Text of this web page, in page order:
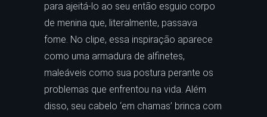
para ajeitá-lo ao seu então esguio corpo
de menina que, literalmente, passava
fome. No clipe, essa inspiração aparece
como uma armadura de alfinetes,
maleáveis como sua postura perante os
problemas que enfrentou na vida. Além
disso, seu cabelo ‘em chamas’ brinca com